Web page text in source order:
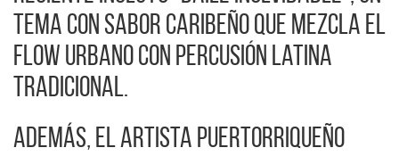
tema con sabor caribeño que mezcla el
flow urbano con percusión latina
tradicional.
Además, el artista puertorriqueño